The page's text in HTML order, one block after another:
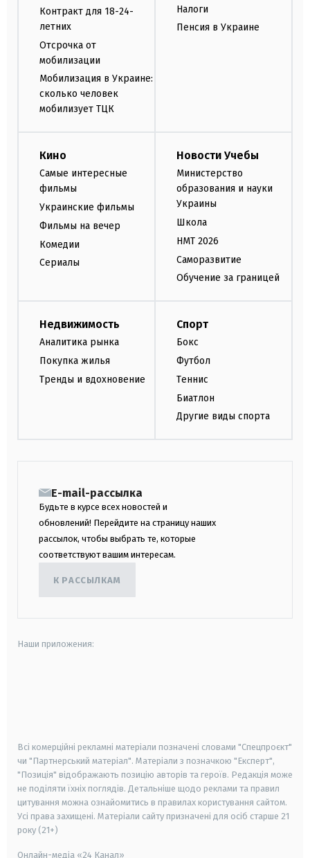
Контракт для 18-24-
летних
Отсрочка от
мобилизации
Мобилизация в Украине:
сколько человек
мобилизует ТЦК
Налоги
Пенсия в Украине
Кино
Самые интересные
фильмы
Украинские фильмы
Фильмы на вечер
Комедии
Сериалы
Новости Учебы
Министерство
образования и науки
Украины
Школа
НМТ 2026
Саморазвитие
Обучение за границей
Недвижимость
Аналитика рынка
Покупка жилья
Тренды и вдохновение
Спорт
Бокс
Футбол
Теннис
Биатлон
Другие виды спорта
E-mail-рассылка
Будьте в курсе всех новостей и
обновлений! Перейдите на страницу наших
рассылок, чтобы выбрать те, которые
соответствуют вашим интересам.
К РАССЫЛКАМ
Наши приложения:
Всі комерційні рекламні матеріали позначені словами "Спецпроєкт"
чи "Партнерський матеріал". Матеріали з позначкою "Експерт",
"Позиція" відображають позицію авторів та героїв. Редакція може
не поділяти їхніх поглядів. Детальніше щодо реклами та правил
цитування можна ознайомитись в правилах користування сайтом.
Усі права захищені. Матеріали сайту призначені для осіб старше 21
року (21+)
Онлайн-медіа «24 Канал»